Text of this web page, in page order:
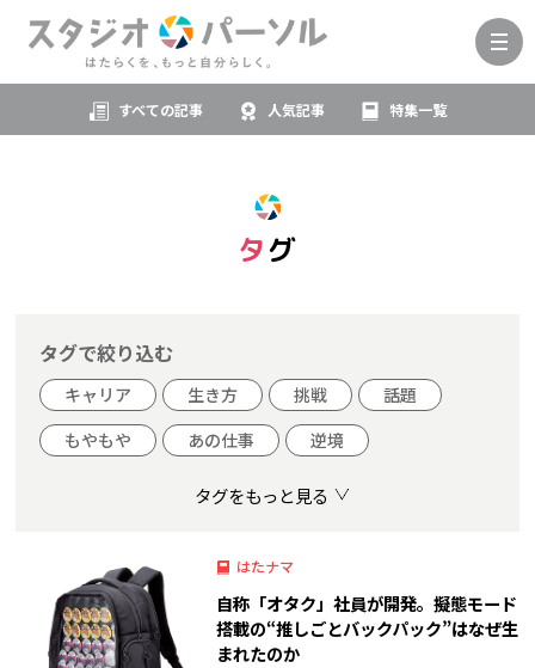
すべての記事 人気記事 特集一覧
タグ
タグで絞り込む
キャリア 生き方 挑戦
話題
もやもや
あの仕事 逆境
タグをもっと見る
はたナマ
自称「オタク」社員が開発。擬態モード
搭載の“推しごとバックパック”はなぜ生
まれたのか